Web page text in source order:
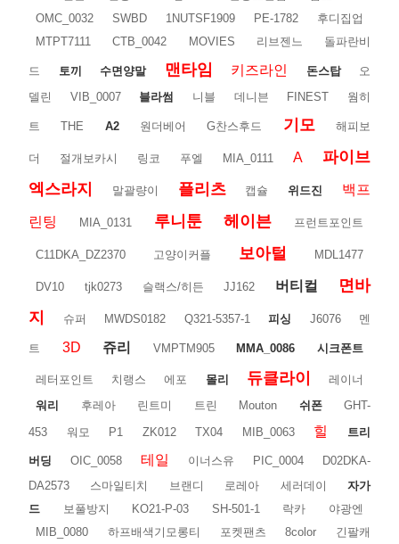
OMC_0032
SWBD 1NUTSF1909 PE-1782
후디집업
MTPT7111
CTB_0042 MOVIES 리브젠느 돌파란비
드 토끼 수면양말 맨타임 키즈라인 돈스탑
오
델린
VIB_0007 블라썸 니블 데니븐 FINEST 웜히
트 THE A2 원더베어 G찬스후드 기모 해피보
더 절개보카시 링코 푸엘 MIA_0111 A
파이브
엑스라지
말괄량이 플리츠 캡슐 위드진 백프
린팅 MIA_0131 루니툰 헤이븐 프런트포인트
C11DKA_DZ2370 고양이커플 보아털 MDL1477
DV10 tjk0273 슬랙스/히든 JJ162 버티컬
면바
지
슈퍼 MWDS0182 Q321-5357-1 피싱 J6076 멘
트 3D 쥬리 VMPTM905 MMA_0086 시크폰트
레터포인트 치랭스 에포 몰리 듀클라이
레이너
워리
후레아 린트미 트린 Mouton 쉬폰
GHT-
453
워모 P1 ZK012 TX04 MIB_0063 힐 트리
버딩 OIC_0058 테일 이너스유 PIC_0004
D02DKA-
DA2573
스마일티치 브랜디 로레아 세러데이
자가
드
보풀방지 KO21-P-03 SH-501-1 락카
야광엔
MIB_0080
하프배색기모롱티 포켓팬츠 8color
긴팔캐